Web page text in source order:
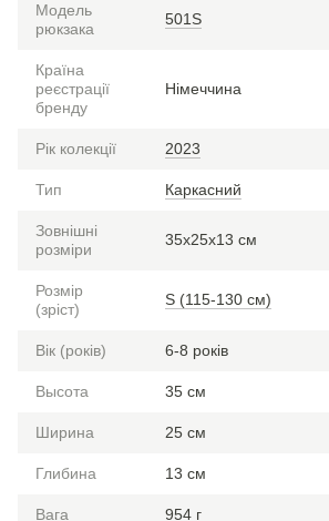
Модель
рюкзака
501S
Країна
реєстрації
бренду
Німеччина
Рік колекції 2023
Тип Каркасний
Зовнішні
розміри
35х25х13 см
Розмір
(зріст)
S (115-130 см)
Вік (років) 6-8 років
Высота 35 см
Ширина 25 см
Глибина 13 см
Вага 954 г